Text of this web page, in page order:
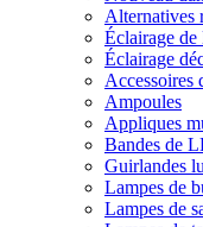
Alternatives
Éclairage de
Éclairage
Accessoires
Ampoules
Appliques
Bandes de
Guirlandes
Lampes de
Lampes de